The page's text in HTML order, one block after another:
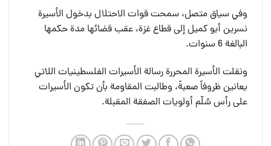
وفي سياق متصل، سمحت قوات الاحتلال بدخول الأسيرة
نسرين أبو كميل إلى قطاع غزة، عقب قضائها مدة حكمها
البالغة 6 سنوات.
ونقلت الأسيرة المحررة رسالة الأسيرات الفلسطينيات اللاتي
يعانين ظروفاً صعبةً، وطالبت المقاومة بأن تكون الأسيرات
على رأس سُلّم أولويات الصفقة المقبلة.